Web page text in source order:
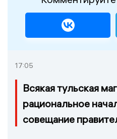
17:05
Всякая тульская
рациональное
совещание